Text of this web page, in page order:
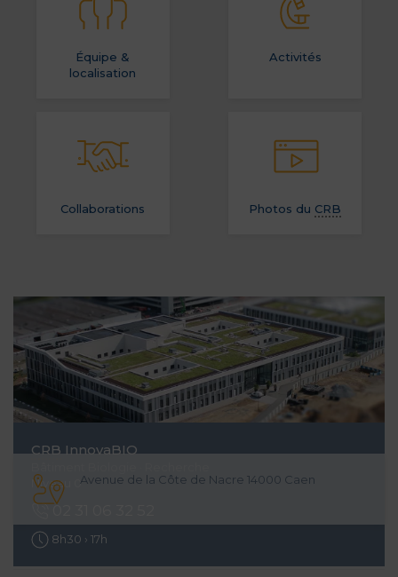
Équipe &
localisation
Activités
Collaborations Photos du CRB
CRB InnovaBIO
Niveau 0
02 31 06 32 52
8h30 › 17h
Avenue de la Côte de Nacre 14000 Caen